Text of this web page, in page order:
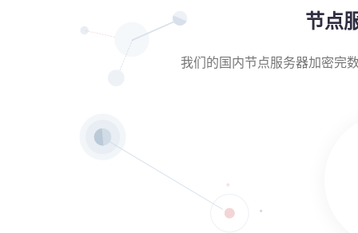
节点
我们的国内节点服务器加密完